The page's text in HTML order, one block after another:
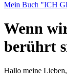
Mein Buch "ICH
Wenn
berührt
Hallo meine Lieben,